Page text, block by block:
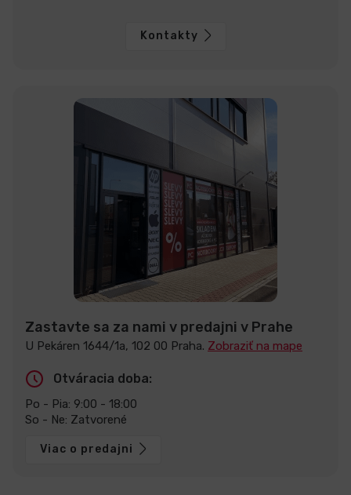
Kontakty
Zastavte sa za nami v predajni v Prahe
U Pekáren 1644/1a, 102 00 Praha. Zobraziť na mape
Otváracia doba:
Po - Pia: 9:00 - 18:00
So - Ne: Zatvorené
Viac o predajni